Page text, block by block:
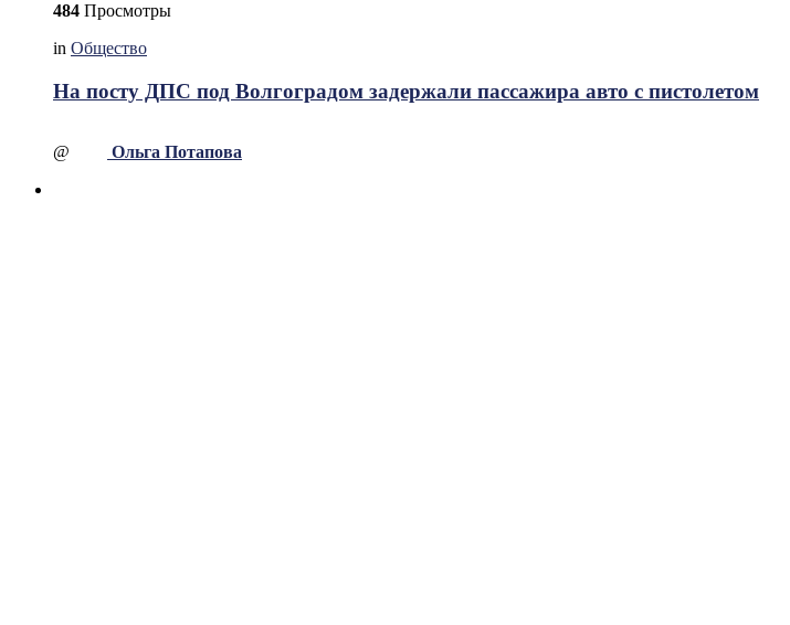
484 Просмотры
in Общество
На посту ДПС под Волгоградом задержали пассажира авто с пистолетом
@ Ольга Потапова